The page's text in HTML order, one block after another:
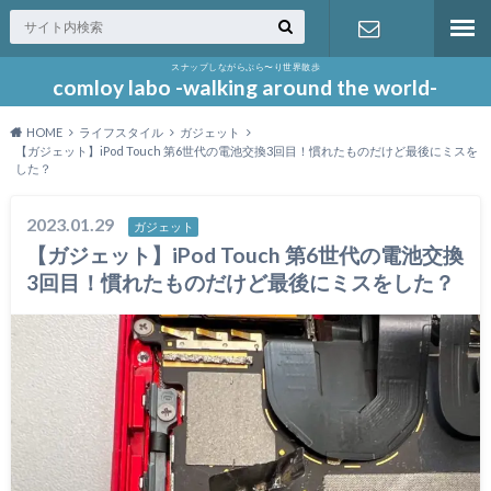
スナップしながらぶら〜り世界散歩
comloy labo -walking around the world-
お問い合わ
HOME ライフスタイル
ガジェット
【ガジェット】iPod Touch 第6世代の電池交換3回目！慣れたものだけど最後にミスを
した？
2023.01.29 ガジェット
【ガジェット】iPod Touch 第6世代の電池交換
3回目！慣れたものだけど最後にミスをした？